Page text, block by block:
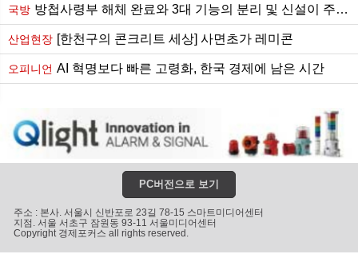
국방 방첩사령부 해체 완료와 3대 기능의 분리 및 신설이 주는 함의
산업현장 [한천구의 콘크리트 세상] 사면초가 레미콘
오피니언 AI 혁명보다 빠른 고령화, 한국 경제에 남은 시간
PC버전으로 보기
주소 : 본사. 서울시 신반포로 23길 78-15 스마트미디어센터
지점. 서울 서초구 잠원동 93-11 서울미디어센터
Copyright 경제포커스 all rights reserved.